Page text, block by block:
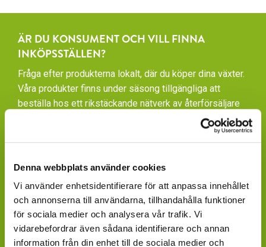
Denna webbplats använder cookies
Vi använder enhetsidentifierare för att anpassa innehållet
och annonserna till användarna, tillhandahålla funktioner
för sociala medier och analysera vår trafik. Vi
vidarebefordrar även sådana identifierare och annan
information från din enhet till de sociala medier och
ÄR DU KONSUMENT OCH VILL FINNA
INKÖPSSTÄLLEN?
Fråga efter produkterna lokalt, där du köper dina växter.
Våra produkter finns under säsong tillgängliga att
beställa hos ett rikstäckande nätverk av återförsäljare
GARDENCENTER: Blomsterlandet, Granngården,
fristående GardenCenter och Handelsträdgårdar.
LIVSMEDELSBUTIKER: Dagligvaruhandelskedjorna
tillhandahåller ett begränsat utbud.
BLOMSTERBUTIKER: Blomster- och Livsstilsbutiker